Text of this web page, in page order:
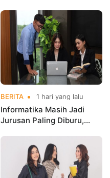
Indonesia Open
Championships 2026
BERITA 1 hari yang lalu
Informatika Masih Jadi
Jurusan Paling Diburu,
hingga Cyber Security